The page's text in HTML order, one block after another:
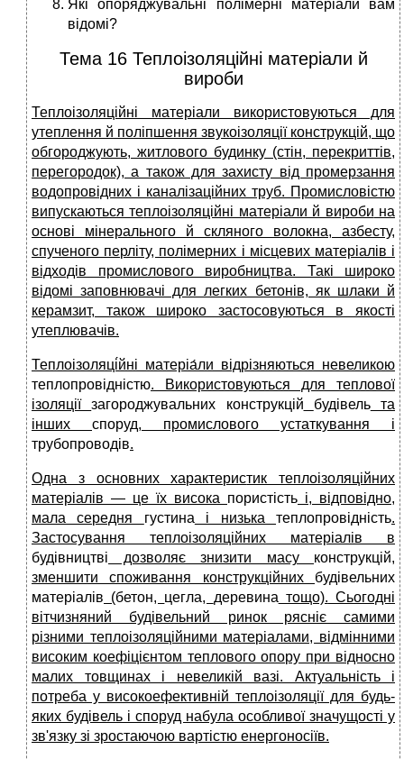
Які опоряджувальні полімерні матеріали вам
відомі?
Тема 16 Теплоізоляційні матеріали й
вироби
Теплоізоляційні матеріали використовуються для
утеплення й поліпшення звукоізоляції конструкцій, що
обгороджують, житлового будинку (стін, перекриттів,
перегородок), а також для захисту від промерзання
водопровідних і каналізаційних труб. Промисловістю
випускаються теплоізоляційні матеріали й вироби на
основі мінерального й скляного волокна, азбесту,
спученого перліту, полімерних і місцевих матеріалів і
відходів промислового виробництва. Такі широко
відомі заповнювачі для легких бетонів, як шлаки й
керамзит, також широко застосовуються в якості
утеплювачів.
Теплоізоляці́йні матеріа́ли відрізняються невеликою
теплопровідністю. Використовуються для теплової
ізоляціїзагороджувальних конструкцій будівельта
інших споруд, промислового устаткування і
трубопроводів.
Одна з основних характеристик теплоізоляційних
матеріалів — це їх висока пористість і, відповідно,
мала середня густина і низькатеплопровідність.
Застосування теплоізоляційних матеріалів в
будівництві дозволяє знизити масу конструкцій,
зменшити споживання конструкційних будівельних
матеріалів (бетон, цегла, деревина тощо). Сьогодні
вітчизняний будівельний ринок рясніє самими
різними теплоізоляційними матеріалами, відмінними
високим коефіцієнтом теплового опору при відносно
малих товщинах і невеликій вазі. Актуальність і
потреба у високоефективній теплоізоляції для будь-
яких будівель і споруд набула особливої значущості у
зв'язку зі зростаючою вартістю енергоносіїв.